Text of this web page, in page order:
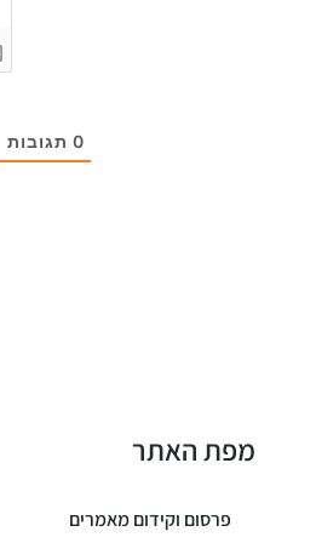
0 תגובות
מפת האתר
פרסום וקידום מאמרים